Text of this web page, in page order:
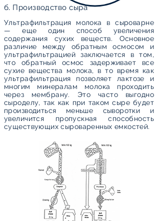
б. Производство сыра
Ультрафильтрация молока в сыроварне
— еще один способ увеличения
содержания сухих веществ. Основное
различие между обратным осмосом и
ультрафильтрацией заключается в том,
что обратный осмос задерживает все
сухие вещества молока, в то время как
ультрафильтрация позволяет лактозе и
многим минералам молока проходить
через мембрану. Это часто выгодно
сыроделу, так как при таком сыре будет
производиться меньше сыворотки и
увеличится пропускная способность
существующих сыроваренных емкостей.